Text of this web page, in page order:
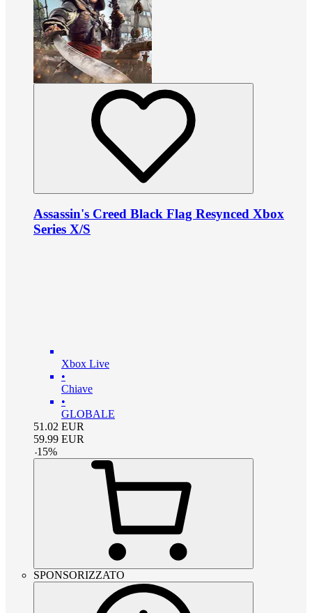
Assassin's Creed Black Flag Resynced Xbox
Series X/S
Xbox Live
•
Chiave
•
GLOBALE
51.02 EUR
59.99 EUR
-15%
SPONSORIZZATO